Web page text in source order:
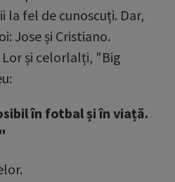
la fel de cunoscuți. Dar,
Jose și Cristiano.
și celorlalți, "Big
în fotbal și în viață.